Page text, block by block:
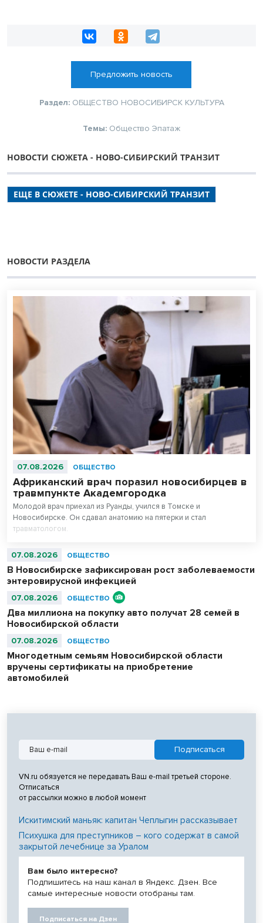
Предложить новость
Раздел: ОБЩЕСТВО НОВОСИБИРСК КУЛЬТУРА
Темы: Общество Эпатаж
НОВОСТИ СЮЖЕТА - НОВО-СИБИРСКИЙ ТРАНЗИТ
ЕЩЕ В СЮЖЕТЕ - НОВО-СИБИРСКИЙ ТРАНЗИТ
НОВОСТИ РАЗДЕЛА
07.08.2026 ОБЩЕСТВО
Африканский врач поразил новосибирцев в
травмпункте Академгородка
Молодой врач приехал из Руанды, учился в Томске и
Новосибирске. Он сдавал анатомию на пятерки и стал
травматологом.
07.08.2026 ОБЩЕСТВО
В Новосибирске зафиксирован рост заболеваемости
энтеровирусной инфекцией
07.08.2026 ОБЩЕСТВО
Два миллиона на покупку авто получат 28 семей в
Новосибирской области
07.08.2026 ОБЩЕСТВО
Многодетным семьям Новосибирской области
вручены сертификаты на приобретение
автомобилей
VN.ru обязуется не передавать Ваш e-mail третьей стороне.
Отписаться
от рассылки можно в любой момент
Искитимский маньяк: капитан Чеплыгин рассказывает
Психушка для преступников – кого содержат в самой
закрытой лечебнице за Уралом
Вам было интересно?
Подпишитесь на наш канал в Яндекс. Дзен. Все
самые интересные новости отобраны там.
Подписаться на Дзен